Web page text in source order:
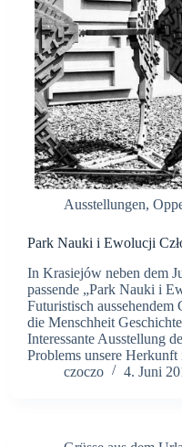
Ausstellungen,
Park Nauki i Ewolucji
In Krasiejów neben dem
passende „Park Nauki i
Futuristisch
die Menschheit
Interessante Ausstellung
Problems unsere
czoczo
4. Juni